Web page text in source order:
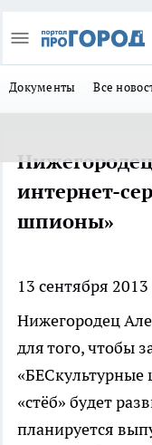
Документы Все
интернет-
шпионы»
13 сентября 2013
Нижегородец
для того, чтобы
«стёб» будет
планируется